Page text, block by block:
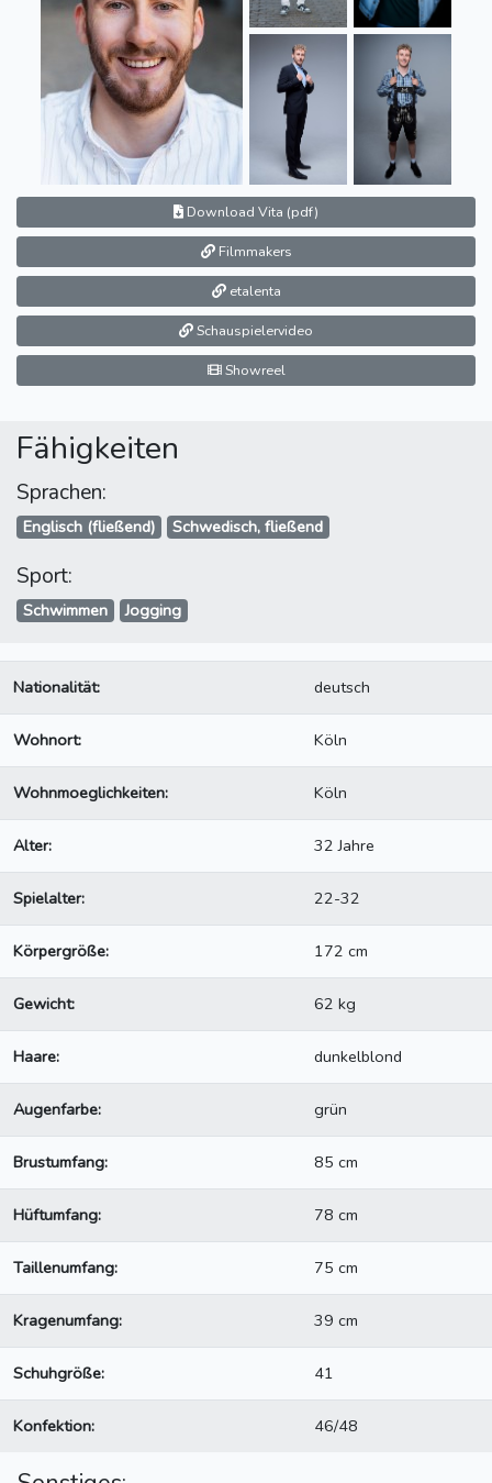
Download Vita (pdf)
Filmmakers
etalenta
Schauspielervideo
Showreel
Fähigkeiten
Sprachen:
Englisch (fließend) Schwedisch, fließend
Sport:
Schwimmen Jogging
Nationalität: deutsch
Wohnort: Köln
Wohnmoeglichkeiten: Köln
Alter: 32 Jahre
Spielalter: 22-32
Körpergröße: 172 cm
Gewicht: 62 kg
Haare: dunkelblond
Augenfarbe: grün
Brustumfang: 85 cm
Hüftumfang: 78 cm
Taillenumfang: 75 cm
Kragenumfang: 39 cm
Schuhgröße: 41
Konfektion: 46/48